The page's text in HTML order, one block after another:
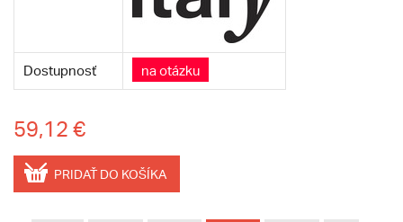
Dostupnosť na otázku
59,12 €
PRIDAŤ DO KOŠÍKA